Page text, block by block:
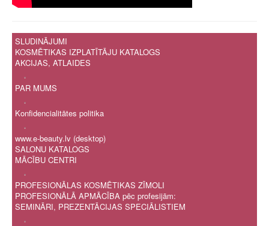
SLUDINĀJUMI
KOSMĒTIKAS IZPLATĪTĀJU KATALOGS
AKCIJAS, ATLAIDES
.
PAR MUMS
.
Konfidencialitātes politika
.
www.e-beauty.lv (desktop)
SALONU KATALOGS
MĀCĪBU CENTRI
.
PROFESIONĀLAS KOSMĒTIKAS ZĪMOLI
PROFESIONĀLĀ APMĀCĪBA pēc profesijām:
SEMINĀRI, PREZENTĀCIJAS SPECIĀLISTIEM
.